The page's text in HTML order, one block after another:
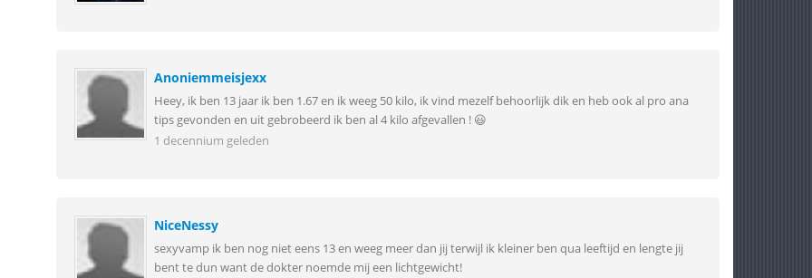
Anoniemmeisjexx
Heey, ik ben 13 jaar ik ben 1.67 en ik weeg 50 kilo, ik vind mezelf behoorlijk dik en heb ook al pro ana
tips gevonden en uit gebrobeerd ik ben al 4 kilo afgevallen ! 😃
1 decennium geleden
NiceNessy
sexyvamp ik ben nog niet eens 13 en weeg meer dan jij terwijl ik kleiner ben qua leeftijd en lengte jij
bent te dun want de dokter noemde mij een lichtgewicht!